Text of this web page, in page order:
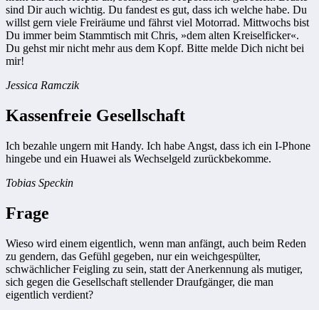
sind Dir auch wichtig. Du fandest es gut, dass ich welche habe. Du
willst gern viele Freiräume und fährst viel Motorrad. Mittwochs bist
Du immer beim Stammtisch mit Chris, »dem alten Kreiselficker«.
Du gehst mir nicht mehr aus dem Kopf. Bitte melde Dich nicht bei
mir!
Jessica Ramczik
Kassenfreie Gesellschaft
Ich bezahle ungern mit Handy. Ich habe Angst, dass ich ein I-Phone
hingebe und ein Huawei als Wechselgeld zurückbekomme.
Tobias Speckin
Frage
Wieso wird einem eigentlich, wenn man anfängt, auch beim Reden
zu gendern, das Gefühl gegeben, nur ein weichgespülter,
schwächlicher Feigling zu sein, statt der Anerkennung als mutiger,
sich gegen die Gesellschaft stellender Draufgänger, die man
eigentlich verdient?